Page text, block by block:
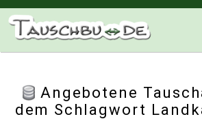
Angebotene
dem Schlagwort